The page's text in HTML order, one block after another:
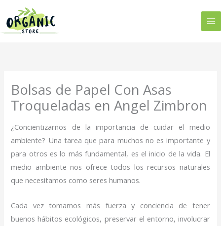
contenido
Bolsas de Papel Con Asas
Troqueladas en Angel Zimbron
¿Concientizarnos de la importancia de cuidar el medio
ambiente? Una tarea que para muchos no es importante y
para otros es lo más fundamental, es el inicio de la vida. El
medio ambiente nos ofrece todos los recursos naturales
que necesitamos como seres humanos.
Cada vez tomamos más fuerza y conciencia de tener
buenos hábitos ecológicos, preservar el entorno, involucrar